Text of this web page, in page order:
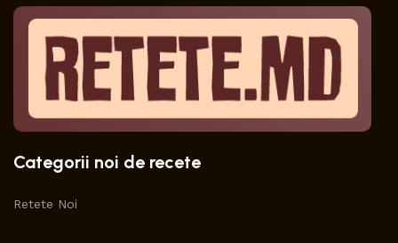
Categorii noi de recete
Retete Noi